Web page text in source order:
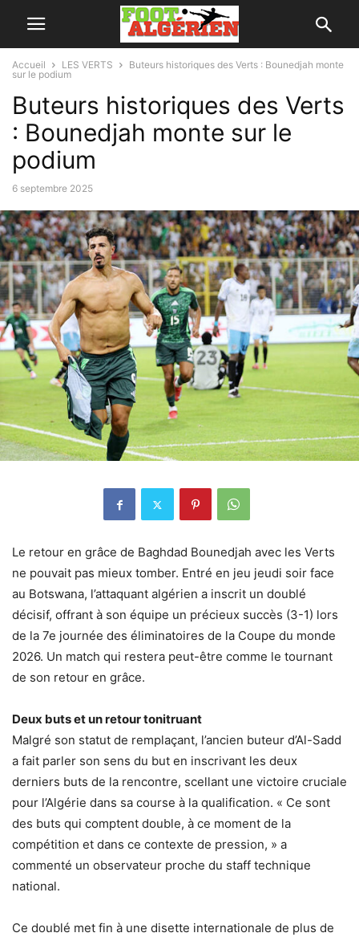
Accueil LES VERTS
Buteurs historiques des Verts : Bounedjah monte
sur le podium
Buteurs historiques des Verts
: Bounedjah monte sur le
podium
6 septembre 2025
Le retour en grâce de Baghdad Bounedjah avec les Verts
ne pouvait pas mieux tomber. Entré en jeu jeudi soir face
au Botswana, l’attaquant algérien a inscrit un doublé
décisif, offrant à son équipe un précieux succès (3-1) lors
de la 7e journée des éliminatoires de la Coupe du monde
2026. Un match qui restera peut-être comme le tournant
de son retour en grâce.
Deux buts et un retour tonitruant
Malgré son statut de remplaçant, l’ancien buteur d’Al-Sadd
a fait parler son sens du but en inscrivant les deux
derniers buts de la rencontre, scellant une victoire cruciale
pour l’Algérie dans sa course à la qualification. « Ce sont
des buts qui comptent double, à ce moment de la
compétition et dans ce contexte de pression, » a
commenté un observateur proche du staff technique
national.
Ce doublé met fin à une disette internationale de plus de